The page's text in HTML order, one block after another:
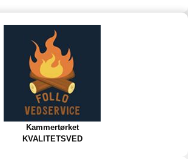
Kammertørket
KVALITETSVED